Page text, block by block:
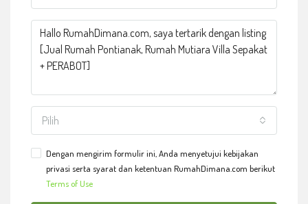
Pilih
Dengan mengirim formulir ini, Anda menyetujui kebijakan
privasi serta syarat dan ketentuan RumahDimana.com berikut
Terms of Use